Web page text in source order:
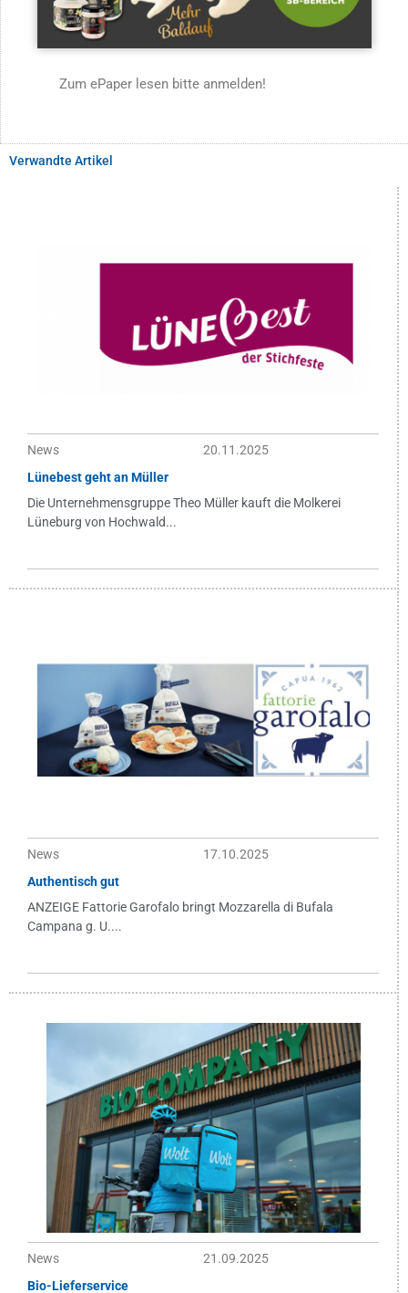
Zum ePaper lesen bitte anmelden!
Verwandte Artikel
News
20.11.2025
Lünebest geht an Müller
Die Unternehmensgruppe Theo Müller kauft die Molkerei
Lüneburg von Hochwald...
News
17.10.2025
Authentisch gut
ANZEIGE Fattorie Garofalo bringt Mozzarella di Bufala
Campana g. U....
News
21.09.2025
Bio-Lieferservice